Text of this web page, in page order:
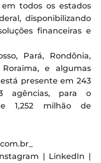
todos os estados
disponibilizando
financeiras e
Pará, Rondônia,
e algumas
presente em 243
agências, para o
1,252 milhão de
| LinkedIn |